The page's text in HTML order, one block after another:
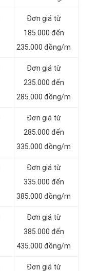
Đơn giá từ
185.000 đến
235.000 đồng/m
Đơn giá từ
235.000 đến
285.000 đồng/m
Đơn giá từ
285.000 đến
335.000 đồng/m
Đơn giá từ
335.000 đến
385.000 đồng/m
Đơn giá từ
385.000 đến
435.000 đồng/m
Đơn giá từ